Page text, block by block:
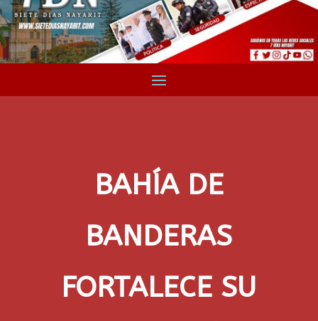
BAHÍA DE
BANDERAS
FORTALECE SU